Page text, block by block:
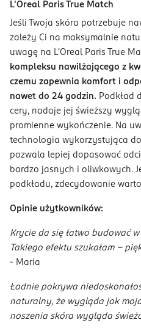
L'Oreal Paris True Match
Jeśli Twoja skóra potrzebuje
zależy Ci na maksymalnie
uwagę na L'Oreal Paris True
kompleksu nawilżającego z
czemu zapewnia komfort i
nawet do 24 godzin. Podkład
cery, nadaje jej świeższy
promienne wykończenie. Na
technologia wykorzystująca
pozwala lepiej dopasować
bardzo jasnych i oliwkowych.
podkładu, zdecydowanie
Opinie użytkowników:
Krycie da się łatwo budować
Takiego efektu szukałam -
- Maria
Ładnie pokrywa
naturalny, że wygląda jak
noszenia skóra wygląda